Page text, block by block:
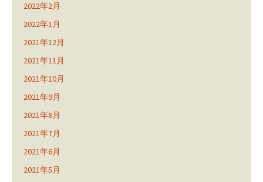
2022年2月
2022年1月
2021年12月
2021年11月
2021年10月
2021年9月
2021年8月
2021年7月
2021年6月
2021年5月